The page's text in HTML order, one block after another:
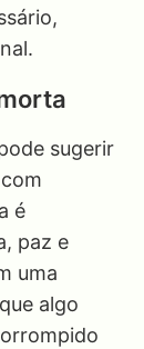
sugerir
é
paz e
uma
algo